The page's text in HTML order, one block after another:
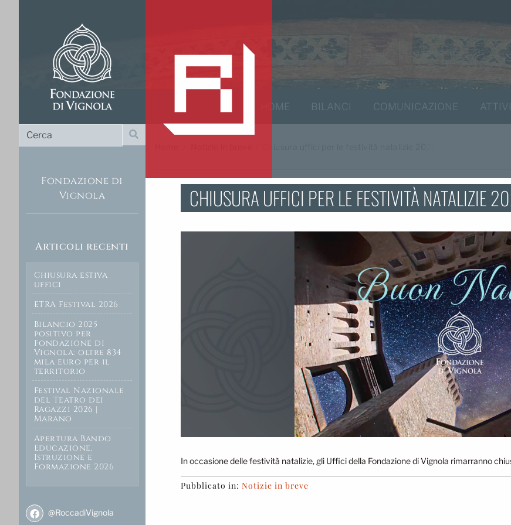
HOME BILANCI COMUNICAZIONE
Cerca
Fondazione di
Vignola
Articoli recenti
Chiusura estiva
uffici
ETRA Festival 2026
Bilancio 2025
positivo per
Fondazione di
Vignola: oltre 834
mila euro per il
territorio
Festival Nazionale
del Teatro dei
Ragazzi 2026 |
Marano
Apertura Bando
Educazione,
Istruzione e
Formazione 2026
@RoccadiVignola
CHIUSURA UFFICI PER LE FESTIVITÀ NATALIZIE
In occasione delle festività natalizie, gli Uffici della Fondazione di Vignola rimarranno
Pubblicato in: Notizie in breve